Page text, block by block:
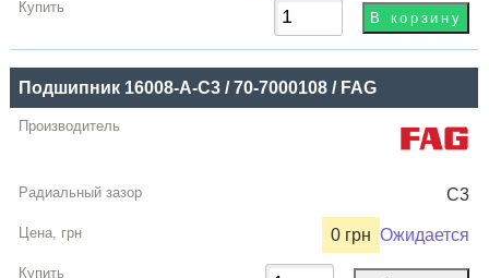
Подшипник 16008-A-C3 / 70-7000108 / FAG
C3
0 грн Ожидается